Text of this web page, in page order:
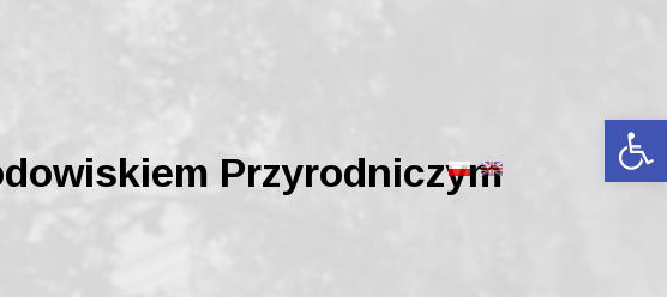
Przyrodniczym